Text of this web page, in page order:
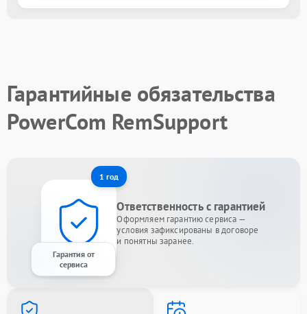
Гарантийные обязательства
PowerCom RemSupport
1 год
Гарантия от
сервиса
Ответственность с гарантией
Оформляем гарантию сервиса —
условия зафиксированы в договоре
и понятны заранее.